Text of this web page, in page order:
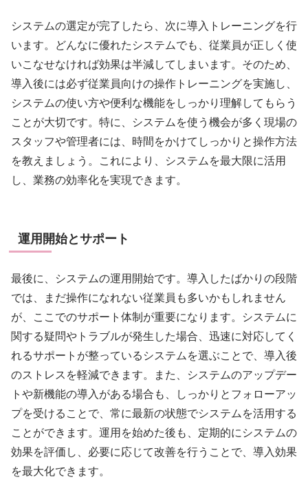
システムの選定が完了したら、次に導入トレーニングを行
います。どんなに優れたシステムでも、従業員が正しく使
いこなせなければ効果は半減してしまいます。そのため、
導入後には必ず従業員向けの操作トレーニングを実施し、
システムの使い方や便利な機能をしっかり理解してもらう
ことが大切です。特に、システムを使う機会が多く現場の
スタッフや管理者には、時間をかけてしっかりと操作方法
を教えましょう。これにより、システムを最大限に活用
し、業務の効率化を実現できます。
運用開始とサポート
最後に、システムの運用開始です。導入したばかりの段階
では、まだ操作になれない従業員も多いかもしれません
が、ここでのサポート体制が重要になります。システムに
関する疑問やトラブルが発生した場合、迅速に対応してく
れるサポートが整っているシステムを選ぶことで、導入後
のストレスを軽減できます。また、システムのアップデー
トや新機能の導入がある場合も、しっかりとフォローアッ
プを受けることで、常に最新の状態でシステムを活用する
ことができます。運用を始めた後も、定期的にシステムの
効果を評価し、必要に応じて改善を行うことで、導入効果
を最大化できます。